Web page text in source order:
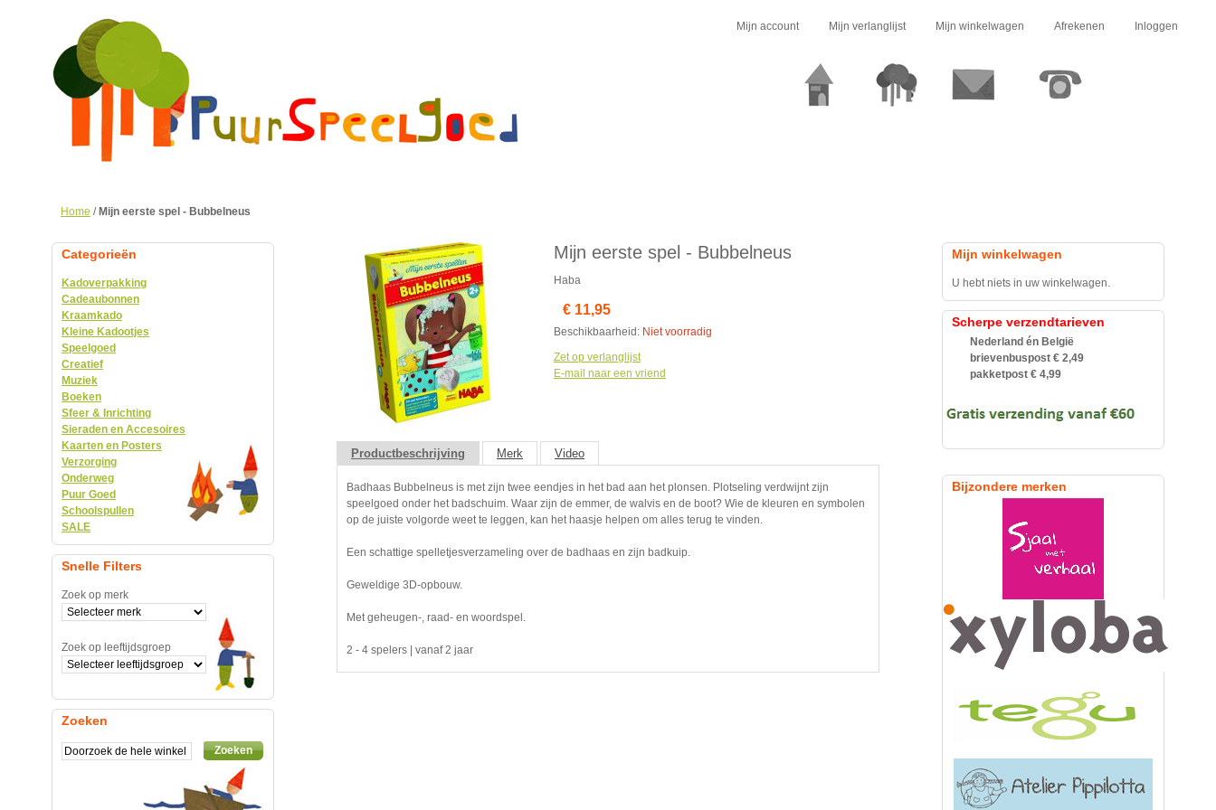
Mijn account Mijn verlanglijst Mijn winkelwagen Afrekenen Inloggen
Home / Mijn eerste spel - Bubbelneus
Mijn eerste spel - Bubbelneus
Haba
€ 11,95
Beschikbaarheid: Niet voorradig
Zet op verlanglijst
E-mail naar een vriend
Productbeschrijving Merk Video
Badhaas Bubbelneus is met zijn twee eendjes in het bad aan het plonsen. Plotseling verdwijnt zijn
speelgoed onder het badschuim. Waar zijn de emmer, de walvis en de boot? Wie de kleuren en symbolen
op de juiste volgorde weet te leggen, kan het haasje helpen om alles terug te vinden.
Een schattige spelletjesverzameling over de badhaas en zijn badkuip.
Geweldige 3D-opbouw.
Met geheugen-, raad- en woordspel.
2 - 4 spelers | vanaf 2 jaar
Categorieën
Kadoverpakking
Cadeaubonnen
Kraamkado
Kleine Kadootjes
Speelgoed
Creatief
Muziek
Boeken
Sfeer & Inrichting
Sieraden en Accesoires
Kaarten en Posters
Verzorging
Onderweg
Puur Goed
Schoolspullen
SALE
Snelle Filters
Zoek op merk
Zoek op leeftijdsgroep
Zoeken
Zoeken
Mijn winkelwagen
U hebt niets in uw winkelwagen.
Scherpe verzendtarieven
Nederland én België
brievenbuspost € 2,49
pakketpost € 4,99
Bijzondere merken